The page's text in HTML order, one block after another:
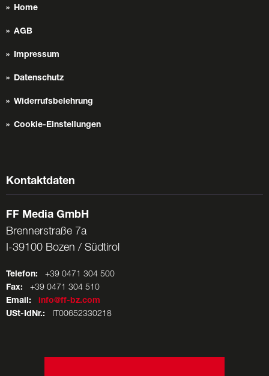
Home
AGB
Impressum
Datenschutz
Widerrufsbelehrung
Cookie-Einstellungen
Kontaktdaten
FF Media GmbH
Brennerstraße 7a
I-39100 Bozen / Südtirol
Telefon: +39 0471 304 500
Fax: +39 0471 304 510
Email:
info@ff-bz.com
USt-IdNr.: IT00652330218